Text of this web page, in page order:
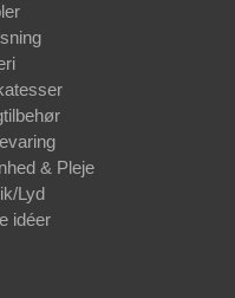
& Pleje
Lyd
idéer